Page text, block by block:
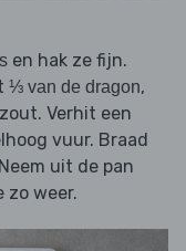
en hak ze fijn.
⅓ van de dragon,
Verhit een
vuur. Braad
uit de pan
zo weer.